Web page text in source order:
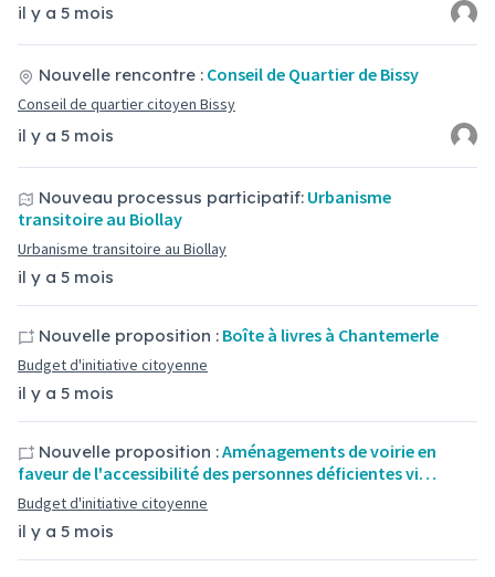
il y a 5 mois
il y a 5 mois
Nouvelle rencontre : Conseil de Quartier de Bissy
Conseil de quartier citoyen Bissy
il y a 5 mois
Nouveau processus participatif: Urbanisme
transitoire au Biollay
Urbanisme transitoire au Biollay
il y a 5 mois
Nouvelle proposition : Boîte à livres à Chantemerle
Budget d'initiative citoyenne
il y a 5 mois
Nouvelle proposition :Aménagements de voirie en
faveur de l'accessibilité des personnes déficientes vi…
Budget d'initiative citoyenne